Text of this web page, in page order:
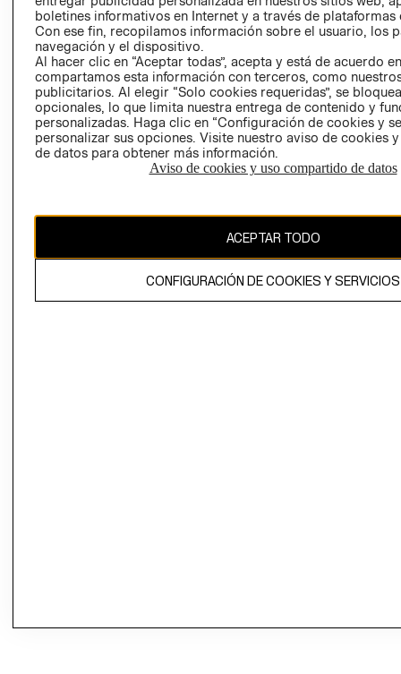
Colombia ($)
CAMBIAR REGIÓN
propiedad de H&M Hennes & Mauritz AB.
boletines informativos en Internet y a través de plataformas
Con ese fin, recopilamos información sobre el usuario, los
navegación y el dispositivo.
Al hacer clic en “Aceptar todas”, acepta y está de acuerdo
compartamos esta información con terceros, como
publicitarios. Al elegir “Solo cookies requeridas”, se
opcionales, lo que limita nuestra entrega de contenido y
personalizadas. Haga clic en “Configuración de cookies y
personalizar sus opciones. Visite nuestro aviso de cookies
de datos para obtener más información.
Aviso de cookies y uso compartido de datos
ACEPTAR TODO
CONFIGURACIÓN DE COOKIES Y SERVICIOS